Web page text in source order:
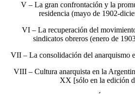
V – La gran confrontación y la
residencia (mayo de 1902-
VI – La recuperación del
sindicatos obreros (enero de
VII – La consolidación del anarquismo
VIII – Cultura anarquista en la
XX [sólo en la edición